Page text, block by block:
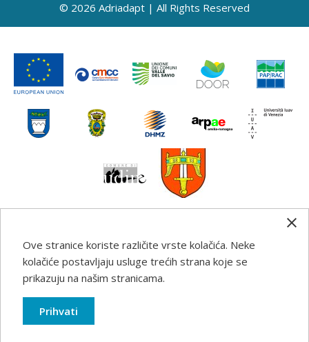
© 2026 Adriadapt | All Rights Reserved
Any information, good practice guidance and
recommendations published on this web site reflects the
author’s views; the Programme authorities are not liable
for any use that may be made of the information
Ove stranice koriste različite vrste kolačića. Neke
kolačiće postavljaju usluge trećih strana koje se
prikazuju na našim stranicama.
Prihvati